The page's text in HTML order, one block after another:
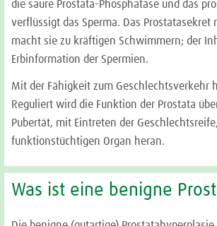
die saure Prostata-Phosphatase und das
verflüssigt das Sperma. Das
macht sie zu kräftigen Schwimmern; der
Erbinformation der Spermien.
Mit der Fähigkeit zum Geschlechtsverkehr
Reguliert wird die Funktion der Prostata
Pubertät, mit Eintreten der
funktionstüchtigen Organ heran.
Was ist eine benigne